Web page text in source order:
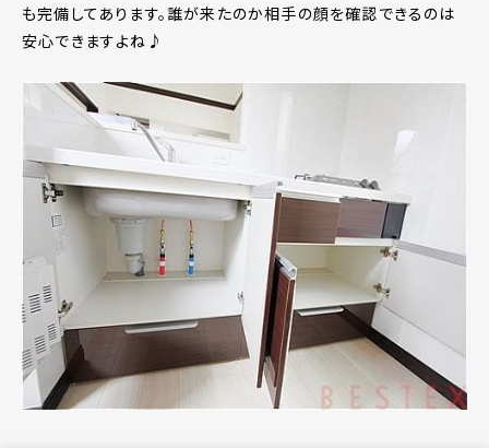
も完備してあります。誰が来たのか相手の顔を確認できるのは
安心できますよね♪